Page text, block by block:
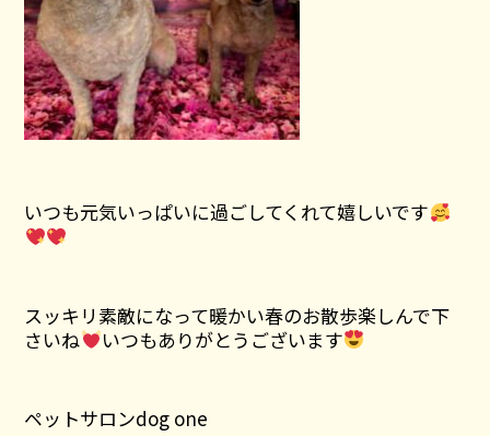
いつも元気いっぱいに過ごしてくれて嬉しいです
スッキリ素敵になって暖かい春のお散歩楽しんで下
さいね
いつもありがとうございます
ペットサロンdog one